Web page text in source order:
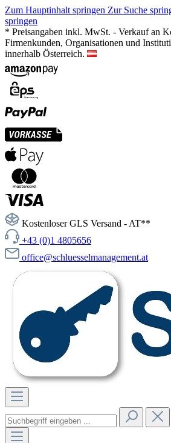
Zum Hauptinhalt springen Zur Suche
springen
* Preisangaben inkl. MwSt. - Verkauf an
Firmenkunden, Organisationen und
innerhalb Österreich.
Kostenloser GLS Versand - AT**
+43 (0)1 4805656
office@schluesselmanagement.at